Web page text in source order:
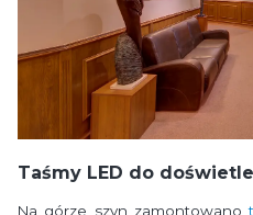
Taśmy LED do
Na górze szyn zamontowano